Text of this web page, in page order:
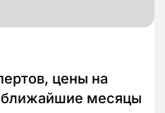
цены на
ближайшие месяцы